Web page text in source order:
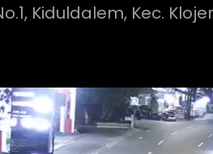
Kiduldalem, Kec.